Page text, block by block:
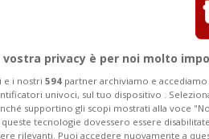
vostra privacy è per noi molto
e i nostri 594 partner archiviamo e
univoci, sul tuo dispositivo .
supportino gli scopi mostrati alla voce
queste tecnologie dovessero essere
rilevanti. Puoi accedere nuovamente a